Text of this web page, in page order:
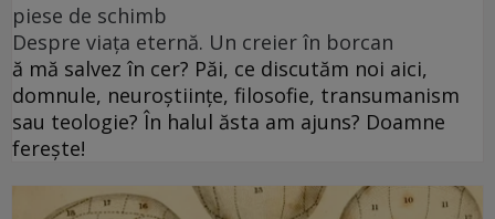
piese de schimb
Despre viața eternă. Un creier în borcan
ă mă salvez în cer? Păi, ce discutăm noi aici,
domnule, neuroștiințe, filosofie, transumanism
sau teologie? În halul ăsta am ajuns? Doamne
ferește!